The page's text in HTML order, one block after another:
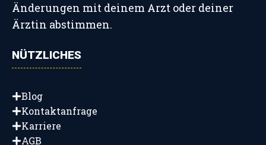
Änderungen mit deinem Arzt oder deiner
Ärztin abstimmen.
NÜTZLICHES
Blog
Kontaktanfrage
Karriere
AGB